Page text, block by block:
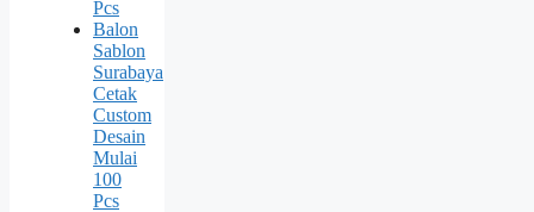
Pcs
Balon
Sablon
Surabaya
Cetak
Custom
Desain
Mulai
100
Pcs